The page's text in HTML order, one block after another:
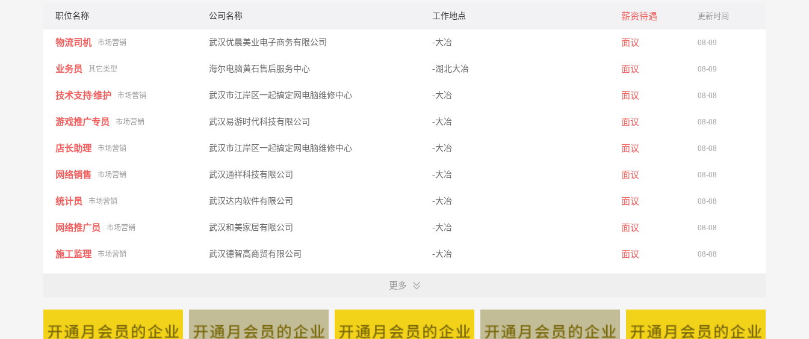
职位名称 公司名称 工作地点 薪资待遇 更新时间
物流司机 市场营销 武汉优晨美业电子商务有限公司 -大冶 面议 08-09
业务员 其它类型 海尔电脑黄石售后服务中心 -湖北大冶 面议 08-09
技术支持∕维护 市场营销 武汉市江岸区一起搞定网电脑维修中心 -大冶 面议 08-08
游戏推广专员 市场营销 武汉易游时代科技有限公司 -大冶 面议 08-08
店长助理 市场营销 武汉市江岸区一起搞定网电脑维修中心 -大冶 面议 08-08
网络销售 市场营销 武汉通祥科技有限公司 -大冶 面议 08-08
统计员 市场营销 武汉达内软件有限公司 -大冶 面议 08-08
网络推广员 市场营销 武汉和美家居有限公司 -大冶 面议 08-08
施工监理 市场营销 武汉德智高商贸有限公司 -大冶 面议 08-08
会计 市场营销 武汉柏辰商贸有限公司 -大冶 面议 08-08
更多